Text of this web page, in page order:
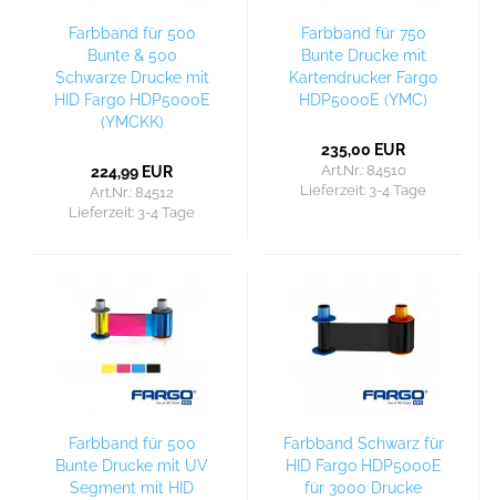
Farbband für 500
Bunte & 500
Schwarze Drucke mit
HID Fargo HDP5000E
(YMCKK)
224,99 EUR
Art.Nr.: 84512
Lieferzeit: 3-4 Tage
Farbband für 750
Bunte Drucke mit
Kartendrucker Fargo
HDP5000E (YMC)
235,00 EUR
Art.Nr.: 84510
Lieferzeit: 3-4 Tage
Farbband für 500
Bunte Drucke mit UV
Segment mit HID
Farbband Schwarz für
HID Fargo HDP5000E
für 3000 Drucke